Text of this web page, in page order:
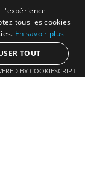
neuve.
l'expérience
tous les cookies
En savoir plus
TOUT
BY COOKIESCRIPT